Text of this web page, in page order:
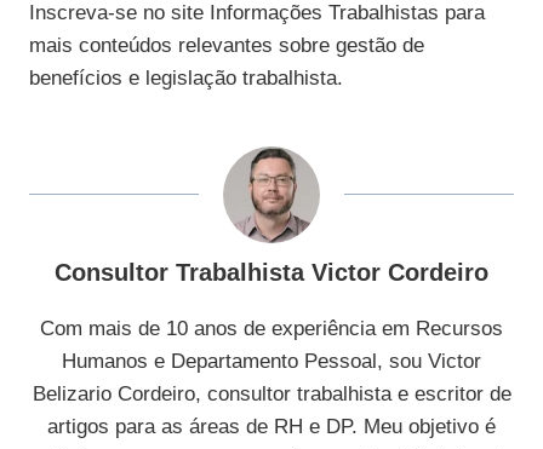
Inscreva-se no site Informações Trabalhistas para
mais conteúdos relevantes sobre gestão de
benefícios e legislação trabalhista.
Consultor Trabalhista Victor Cordeiro
Com mais de 10 anos de experiência em Recursos
Humanos e Departamento Pessoal, sou Victor
Belizario Cordeiro, consultor trabalhista e escritor de
artigos para as áreas de RH e DP. Meu objetivo é